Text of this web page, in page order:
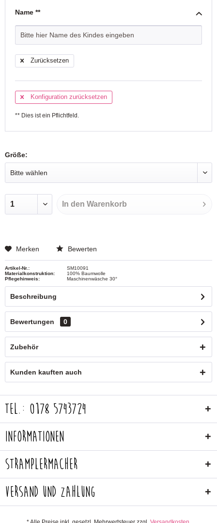
Name **
Zurücksetzen
Konfiguration zurücksetzen
** Dies ist ein Pflichtfeld.
Größe:
In den Warenkorb
Merken Bewerten
Artikel-Nr.:
SM10091
Materialkonstruktion:
100% Baumwolle
Pflegehinweis:
Maschinenwäsche 30°
Beschreibung
Bewertungen 0
Zubehör
Kunden kauften auch
Tel.: 0178 5743724
Informationen
Stramplermacher
Versand und Zahlung